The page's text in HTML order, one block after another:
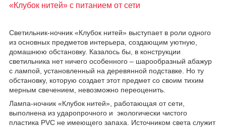
«Клубок нитей» с питанием от сети
Светильник-ночник «Клубок нитей» выступает в роли одного
из основных предметов интерьера, создающим уютную,
домашнюю обстановку. Казалось бы, в конструкции
светильника нет ничего особенного – шарообразный абажур
с лампой, установленный на деревянной подставке. Но ту
обстановку, которую создает этот предмет со своим тихим
мерным свечением, невозможно переоценить.
Лампа-ночник «Клубок нитей», работающая от сети,
выполнена из ударопрочного и экологически чистого
пластика PVC не имеющего запаха. Источником света служит